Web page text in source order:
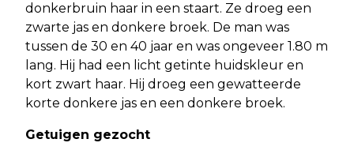
donkerbruin haar in een staart. Ze droeg een
zwarte jas en donkere broek. De man was
tussen de 30 en 40 jaar en was ongeveer 1.80 m
lang. Hij had een licht getinte huidskleur en
kort zwart haar. Hij droeg een gewatteerde
korte donkere jas en een donkere broek.
Getuigen gezocht